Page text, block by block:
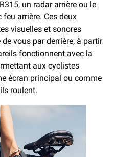
, un radar arrière ou le
feu arrière. Ces deux
visuelles et sonores
de vous par derrière, à partir
fonctionnent avec la
aux cyclistes
écran principal ou comme
roulent.